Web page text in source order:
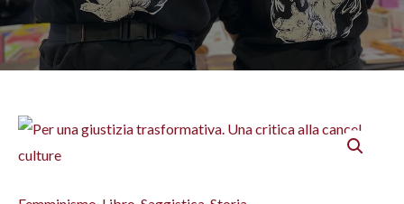
Per
una